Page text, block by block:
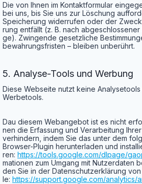
Die von Ihnen im Kon­takt­for­mu­lar
bei uns, bis Sie uns zur Löschung
Spei­che­rung wider­ru­fen oder der
rung ent­fällt (z. B. nach
ge). Zwin­gen­de gesetz­li­che
be­wah­rungs­fris­ten – blei­ben unberührt.
5. Ana­ly­se-Tools und Werbung
Die­se Web­sei­te nutzt kei­ne
Werbetools.
Dau die­sem Web­an­ge­bot ist es nicht
nen die Erfas­sung und Ver­ar­bei­tung
ver­hin­dern, indem Sie das unter dem
Brow­ser-Plug­in her­un­ter­la­den und
ren: https://tools.google.com/dlpage/
ma­tio­nen zum Umgang mit Nut­zer­da­ten
den Sie in der Daten­schutz­er­klä­rung
le: https://support.google.com/analytics/